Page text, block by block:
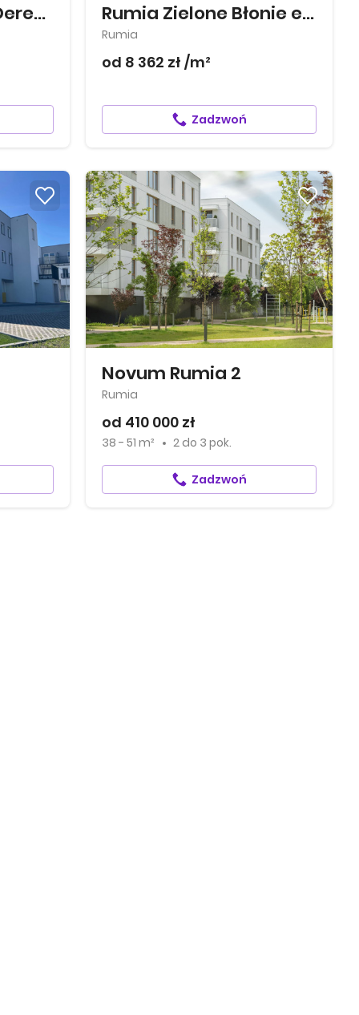
Rajskie Zacisze - Dereniowa Rumia Zielone Błonie etap III
Rumia
od 8 362 zł /m²
Zadzwoń
Novum Rumia 2
Rumia
od 410 000 zł
38 - 51 m² 2 do 3 pok.
Zadzwoń